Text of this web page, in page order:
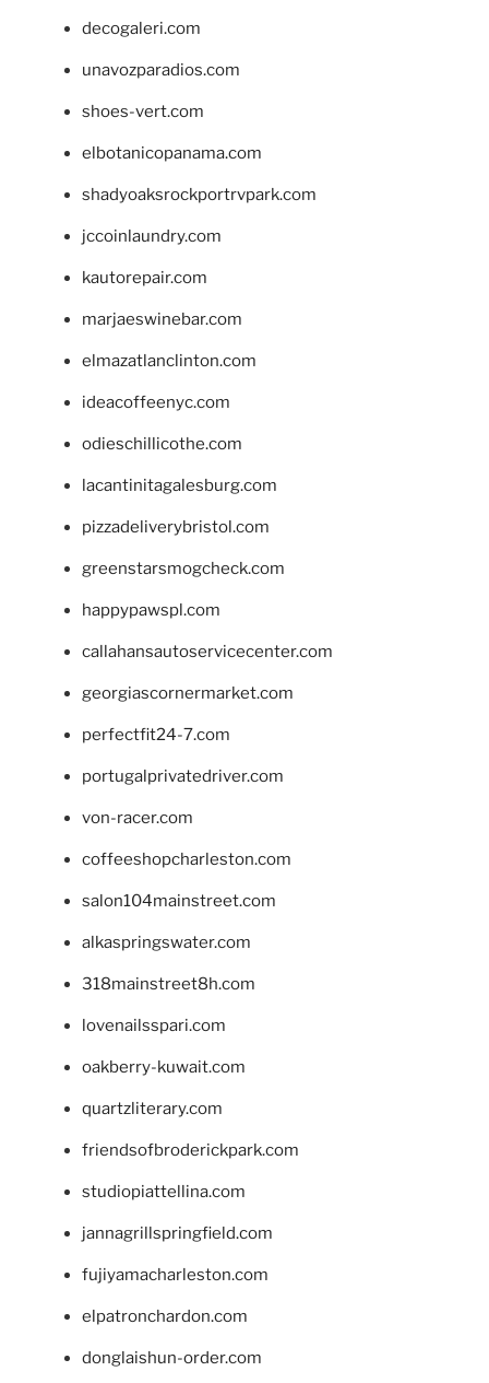
decogaleri.com
unavozparadios.com
shoes-vert.com
elbotanicopanama.com
shadyoaksrockportrvpark.com
jccoinlaundry.com
kautorepair.com
marjaeswinebar.com
elmazatlanclinton.com
ideacoffeenyc.com
odieschillicothe.com
lacantinitagalesburg.com
pizzadeliverybristol.com
greenstarsmogcheck.com
happypawspl.com
callahansautoservicecenter.com
georgiascornermarket.com
perfectfit24-7.com
portugalprivatedriver.com
von-racer.com
coffeeshopcharleston.com
salon104mainstreet.com
alkaspringswater.com
318mainstreet8h.com
lovenailsspari.com
oakberry-kuwait.com
quartzliterary.com
friendsofbroderickpark.com
studiopiattellina.com
jannagrillspringfield.com
fujiyamacharleston.com
elpatronchardon.com
donglaishun-order.com